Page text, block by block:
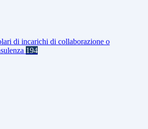
di incarichi di collaborazione o
194